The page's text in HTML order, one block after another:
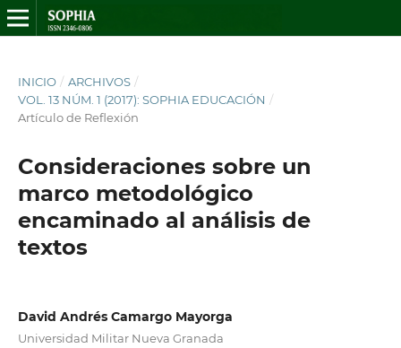
INICIO / ARCHIVOS /
VOL. 13 NÚM. 1 (2017): SOPHIA EDUCACIÓN /
Artículo de Reflexión
Consideraciones sobre un
marco metodológico
encaminado al análisis de
textos
David Andrés Camargo Mayorga
Universidad Militar Nueva Granada